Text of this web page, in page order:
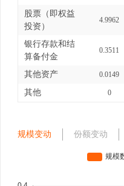
股票（即权益
投资）
4.9962
银行存款和结
算备付金
0.3511
其他资产 0.0149
其他 0
规模变动 份额变动